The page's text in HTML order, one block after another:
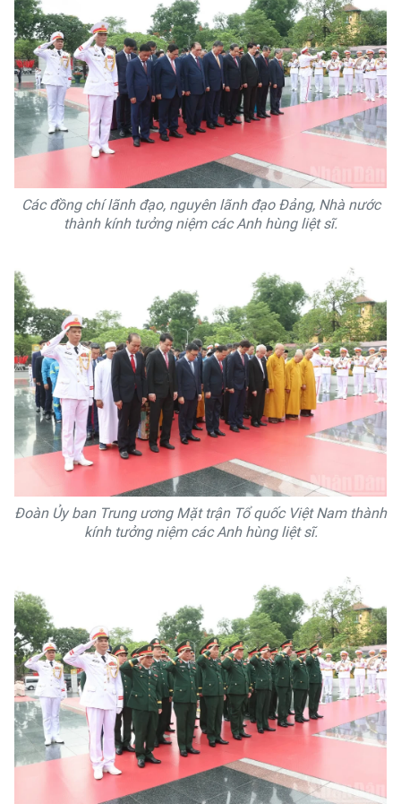
Các đồng chí lãnh đạo, nguyên lãnh đạo Đảng, Nhà nước
thành kính tưởng niệm các Anh hùng liệt sĩ.
Đoàn Ủy ban Trung ương Mặt trận Tổ quốc Việt Nam thành
kính tưởng niệm các Anh hùng liệt sĩ.